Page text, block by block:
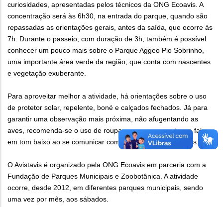
curiosidades, apresentadas pelos técnicos da ONG Ecoavis. A
concentração será às 6h30, na entrada do parque, quando são
repassadas as orientações gerais, antes da saída, que ocorre às
7h. Durante o passeio, com duração de 3h, também é possível
conhecer um pouco mais sobre o Parque Aggeo Pio Sobrinho,
uma importante área verde da região, que conta com nascentes
e vegetação exuberante.
Para aproveitar melhor a atividade, há orientações sobre o uso
de protetor solar, repelente, boné e calçados fechados. Já para
garantir uma observação mais próxima, não afugentando as
aves, recomenda-se o uso de roupas com cores neutras e falar
em tom baixo ao se comunicar com os demais participantes.
O Avistavis é organizado pela ONG Ecoavis em parceria com a
Fundação de Parques Municipais e Zoobotânica. A atividade
ocorre, desde 2012, em diferentes parques municipais, sendo
uma vez por mês, aos sábados.